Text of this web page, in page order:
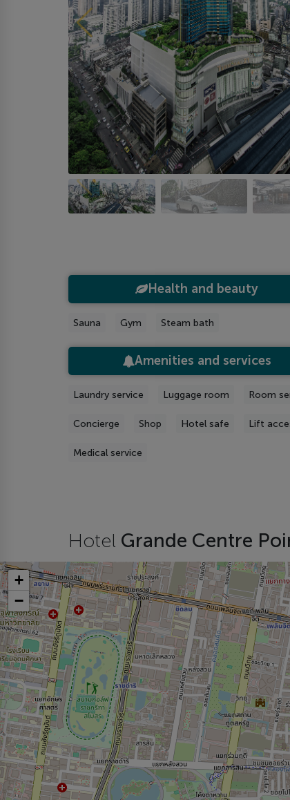
Health and beauty
Sauna Gym Steam bath
Amenities and services
Laundry service Luggage room Room
Concierge Shop Hotel safe Lift
Medical service
Hotel Grande Centre
+
−